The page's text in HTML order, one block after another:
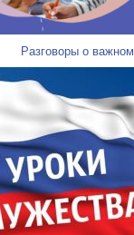
Разговоры о важном